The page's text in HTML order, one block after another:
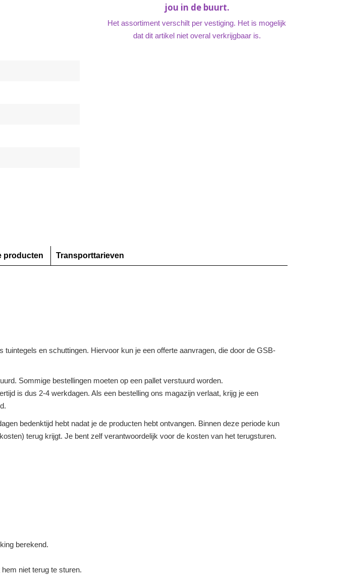
jou in de buurt.
Het assortiment verschilt per vestiging. Het is mogelijk
dat dit artikel niet overal verkrijgbaar is.
producten Transporttarieven
en schuttingen. Hiervoor kun je een offerte aanvragen, die door de GSB-
Sommige bestellingen moeten op een pallet verstuurd worden.
is dus 2-4 werkdagen. Als een bestelling ons magazijn verlaat, krijg je een
bedenktijd hebt nadat je de producten hebt ontvangen. Binnen deze periode kun
terug krijgt. Je bent zelf verantwoordelijk voor de kosten van het terugsturen.
berekend.
niet terug te sturen.